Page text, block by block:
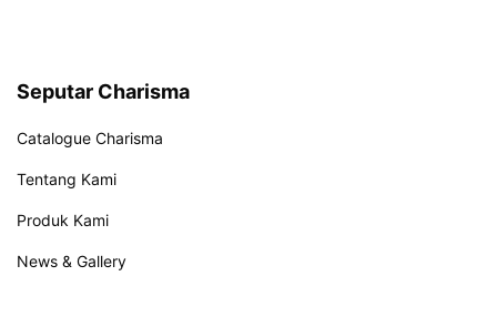
Seputar Charisma
Catalogue Charisma
Tentang Kami
Produk Kami
News & Gallery